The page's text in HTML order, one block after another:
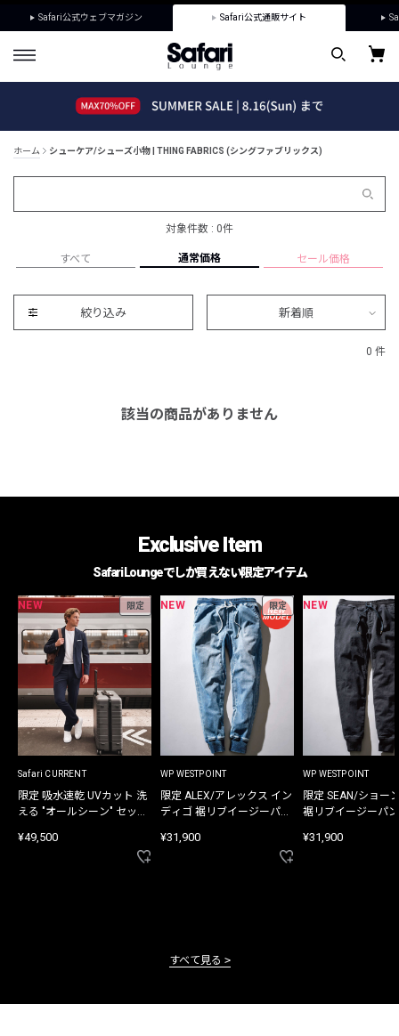
Safari公式ウェブマガジン Safari公式通販サイト
ホーム シューケア/シューズ小物 | THING FABRICS (シングファブリックス)
対象件数 : 0件
すべて 通常価格 セール価格
絞り込み 新着順
0 件
該当の商品がありません
Exclusive Item
Safari Loungeでしか買えない限定アイテム
NEW 限定
Safari CURRENT
限定 吸水速乾 UVカット 洗
える "オールシーン" セット
¥49,500
NEW 限定
WP WESTPOINT
限定 ALEX/アレックス イン
ディゴ 裾リブイージーパン
¥31,900
NEW
WP WESTPOINT
限定 SEAN/ショー
裾リブイージーパ
¥31,900
すべて見る